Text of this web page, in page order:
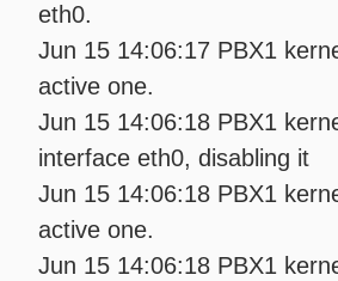
eth0.
Jun 15 14:06:17 PBX1
active one.
Jun 15 14:06:18 PBX1
interface eth0, disabling it
Jun 15 14:06:18 PBX1
active one.
Jun 15 14:06:18 PBX1